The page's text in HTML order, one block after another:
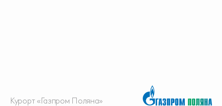
Курорт «Газпром Поляна»